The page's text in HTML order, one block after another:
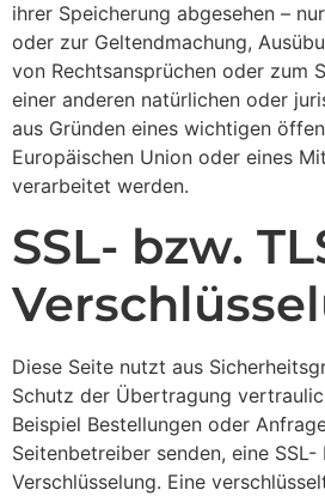
ihrer Speicherung abgesehen –
oder zur Geltendmachung,
von Rechtsansprüchen oder zum
einer anderen natürlichen oder
aus Gründen eines wichtigen
Europäischen Union oder eines
verarbeitet werden.
SSL- bzw.
Diese Seite nutzt aus
Schutz der Übertragung
Beispiel Bestellungen oder
Seitenbetreiber senden, eine SSL-
Verschlüsselung. Eine